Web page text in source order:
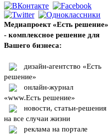
Медиапроект «Есть решение»
- комплексное решение для
Вашего бизнеса:
дизайн-агентство «Есть
решение»
онлайн-журнал
«www.Есть решение»
новости, статьи-решения
на все случаи жизни
реклама на портале